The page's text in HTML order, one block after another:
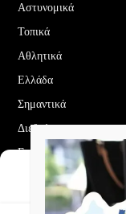
Αστυνομικά
Τοπικά
Αθλητικά
Ελλάδα
Σημαντικά
Διεθνή
Επιλεγμένα
Οικονομία
Δελτία Τύπου